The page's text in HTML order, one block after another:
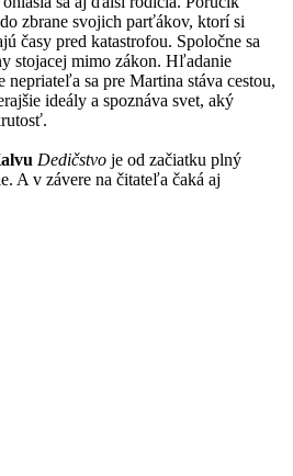
zbrane svojich parťákov, ktorí si
časy pred katastrofou. Spoločne sa
stojacej mimo zákon. Hľadanie
sa pre Martina stáva cestou,
ideály a spoznáva svet, aký
Dedičstvo je od začiatku plný
A v závere na čitateľa čaká aj